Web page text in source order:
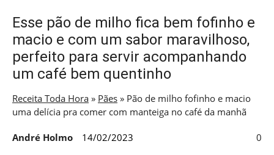
Esse pão de milho fica bem fofinho e
macio e com um sabor maravilhoso,
perfeito para servir acompanhando
um café bem quentinho
Receita Toda Hora » Pães » Pão de milho fofinho e macio
uma delícia pra comer com manteiga no café da manhã
André Holmo 14/02/2023 0